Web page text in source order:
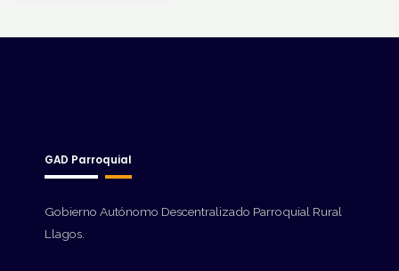
GAD Parroquial
Gobierno Autónomo Descentralizado Parroquial Rural
Llagos.